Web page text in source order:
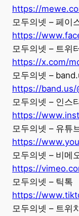
https://
모두의넷 – 페이
https://
모두의넷 – 트위
https://x.com/
모두의넷 –
https://band.us/
모두의넷 – 인스
https://
모두의넷 – 유튜
https://
모두의넷 – 비메
https://
모두의넷 – 틱톡
https://
모두의넷 – 트위